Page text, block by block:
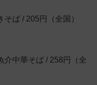
ば / 205円（全国）
介中華そば / 258円（全